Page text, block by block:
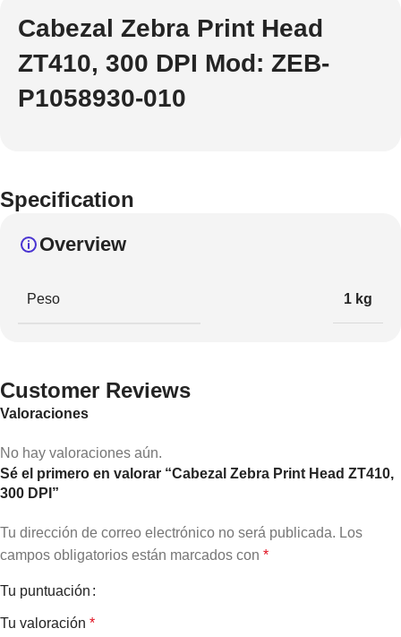
Cabezal Zebra Print Head
ZT410, 300 DPI Mod: ZEB-
P1058930-010
Specification
Overview
Peso 1 kg
Customer Reviews
Valoraciones
No hay valoraciones aún.
Sé el primero en valorar “Cabezal Zebra Print Head ZT410,
300 DPI”
Tu dirección de correo electrónico no será publicada. Los
campos obligatorios están marcados con *
Tu puntuación
Tu valoración *